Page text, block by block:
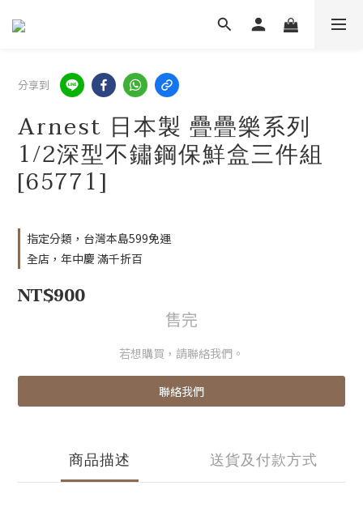
分享到
Arnest 日本製 疊疊樂系列
1/2深型不鏽鋼保鮮盒三件組
[65771]
指定分類，台灣本島599免運
全店，年中慶 滿千折百
NT$900
售完
若想購買，請聯絡我們。
聯絡我們
商品描述 送貨及付款方式